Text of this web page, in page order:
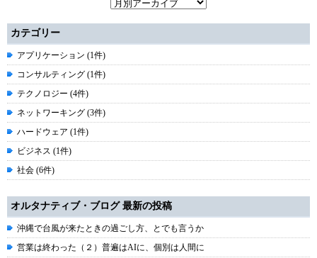
カテゴリー
アプリケーション (1件)
コンサルティング (1件)
テクノロジー (4件)
ネットワーキング (3件)
ハードウェア (1件)
ビジネス (1件)
社会 (6件)
オルタナティブ・ブログ 最新の投稿
沖縄で台風が来たときの過ごし方、とでも言うか
営業は終わった（２）普遍はAIに、個別は人間に